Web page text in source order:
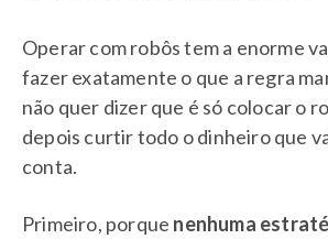
Operar com robôs tem a enorme
fazer exatamente o que a regra
não quer dizer que é só colocar o
depois curtir todo o dinheiro que
conta.
Primeiro, porque nenhuma